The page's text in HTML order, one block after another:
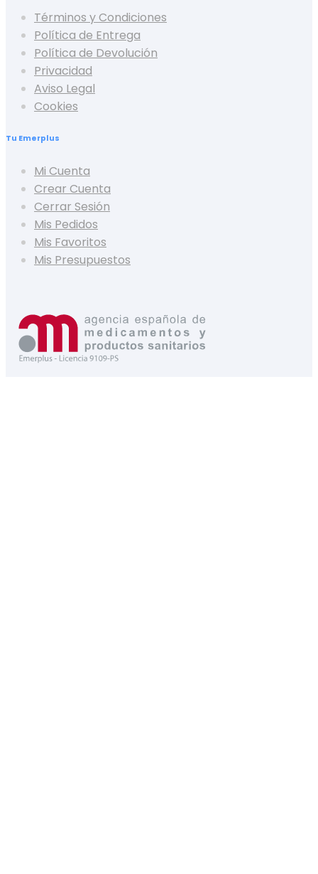
Términos y Condiciones
Política de Entrega
Política de Devolución
Privacidad
Aviso Legal
Cookies
Tu Emerplus
Mi Cuenta
Crear Cuenta
Cerrar Sesión
Mis Pedidos
Mis Favoritos
Mis Presupuestos